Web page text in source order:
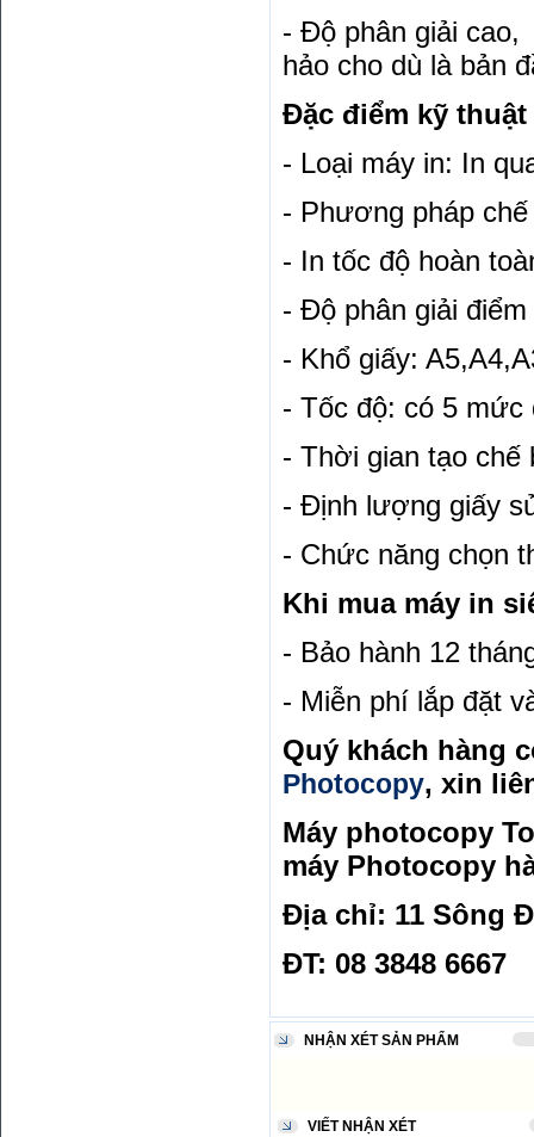
- Độ phân giải cao,
hảo cho dù là bản
Đặc điểm kỹ thuật
- Loại máy in: In
- Phương pháp
- In tốc độ hoàn
- Độ phân giải
- Khổ giấy:
- Tốc độ: có 5 mức
- Thời gian tạo chế
- Định lượng giấy
- Chức năng chọn
Khi mua máy in
- Bảo hành 12
- Miễn phí lắp đặt
Quý khách hàng
Photocopy, xin
Máy photocopy
máy Photocopy
Địa chỉ: 11 Sông
ĐT: 08 3848 6667
NHẬN XÉT SẢN PHẨM
VIẾT NHẬN XÉT